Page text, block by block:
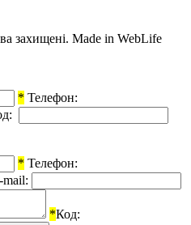
захищені. Made in WebLife
* Телефон:
* Телефон:
mail:
*Код: